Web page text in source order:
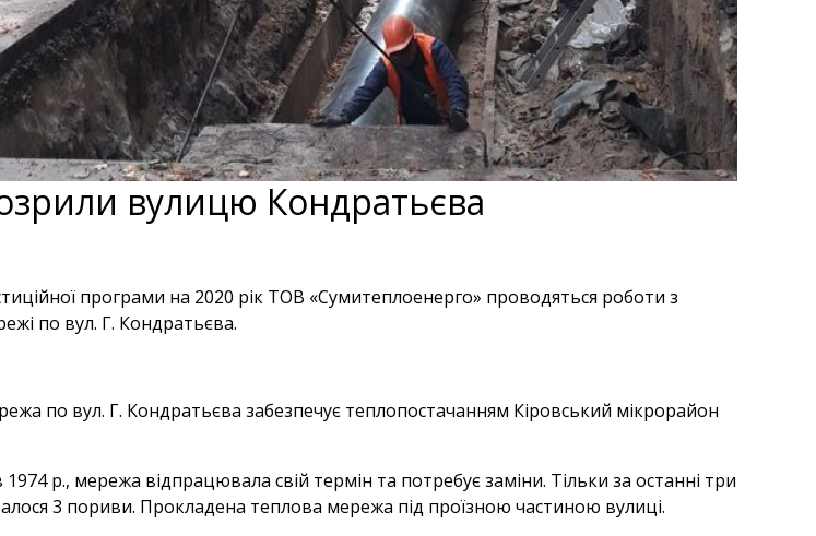
вулицю Кондратьєва
програми на 2020 рік ТОВ «Сумитеплоенерго» проводяться роботи з
по вул. Г. Кондратьєва.
по вул. Г. Кондратьєва забезпечує теплопостачанням Кіровський мікрорайон
р., мережа відпрацювала свій термін та потребує заміни. Тільки за останні три
3 пориви. Прокладена теплова мережа під проїзною частиною вулиці.